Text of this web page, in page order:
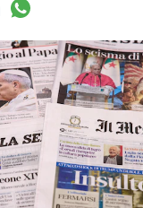
actual mediante Email
actual mediante
el artículo actual
el artículo
Compartir el artículo